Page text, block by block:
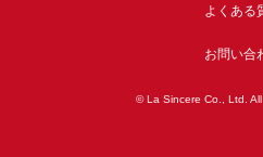
よくある
お問い合
© La Sincere Co., Ltd.